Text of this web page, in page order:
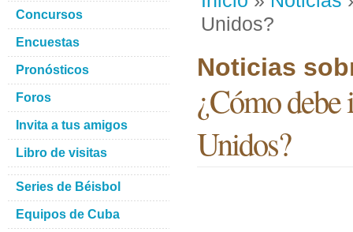
Unidos?
Noticias
¿Cómo debe
Unidos?
Concursos
Encuestas
Pronósticos
Foros
Invita a tus amigos
Libro de visitas
Series de Béisbol
Equipos de Cuba